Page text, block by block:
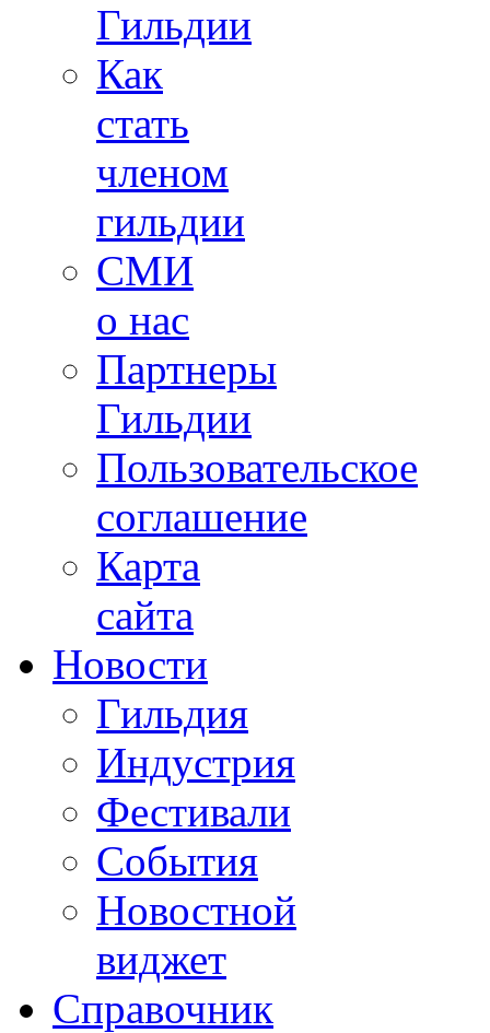
Гильдии
Как
стать
членом
гильдии
СМИ
о нас
Партнеры
Гильдии
Пользовательское
соглашение
Карта
сайта
Новости
Гильдия
Индустрия
Фестивали
События
Новостной
виджет
Справочник